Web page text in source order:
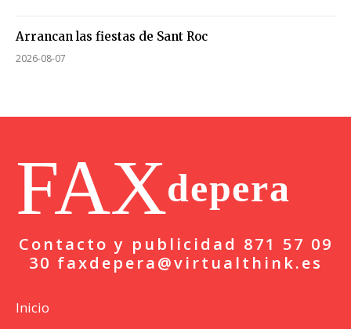
Arrancan las fiestas de Sant Roc
2026-08-07
FAXdepera
Contacto y publicidad 871 57 09
30 faxdepera@virtualthink.es
Inicio